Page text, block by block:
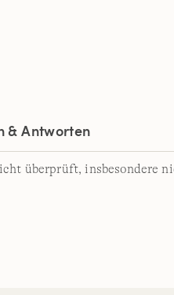
& Antworten
überprüft, insbesondere